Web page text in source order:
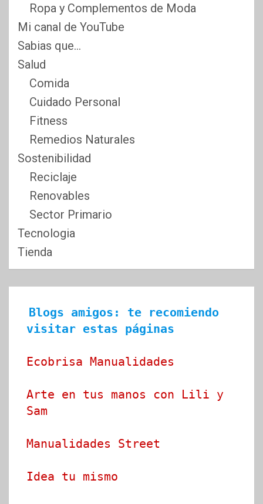
Ropa y Complementos de Moda
Mi canal de YouTube
Sabias que…
Salud
Comida
Cuidado Personal
Fitness
Remedios Naturales
Sostenibilidad
Reciclaje
Renovables
Sector Primario
Tecnologia
Tienda
Blogs amigos: te recomiendo
visitar estas páginas
Ecobrisa Manualidades
Arte en tus manos con Lili y
Sam
Manualidades Street
Idea tu mismo